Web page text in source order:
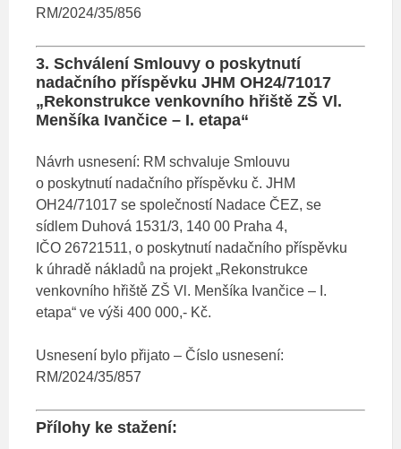
RM/2024/35/856
3. Schválení Smlouvy o poskytnutí
nadačního příspěvku JHM OH24/71017
„Rekonstrukce venkovního hřiště ZŠ Vl.
Menšíka Ivančice – I. etapa“
Návrh usnesení: RM schvaluje Smlouvu
o poskytnutí nadačního příspěvku č. JHM
OH24/71017 se společností Nadace ČEZ, se
sídlem Duhová 1531/3, 140 00 Praha 4,
IČO 26721511, o poskytnutí nadačního příspěvku
k úhradě nákladů na projekt „Rekonstrukce
venkovního hřiště ZŠ Vl. Menšíka Ivančice – I.
etapa“ ve výši 400 000,- Kč.
Usnesení bylo přijato – Číslo usnesení:
RM/2024/35/857
Přílohy ke stažení: